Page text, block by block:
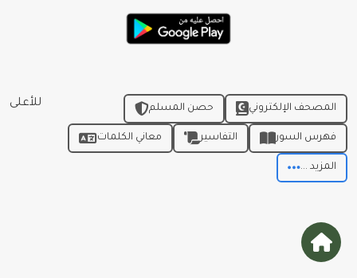
للأعلى المصحف الإلكتروني حصن المسلم
فهرس السور التفاسير معاني الكلمات
المزيد ...